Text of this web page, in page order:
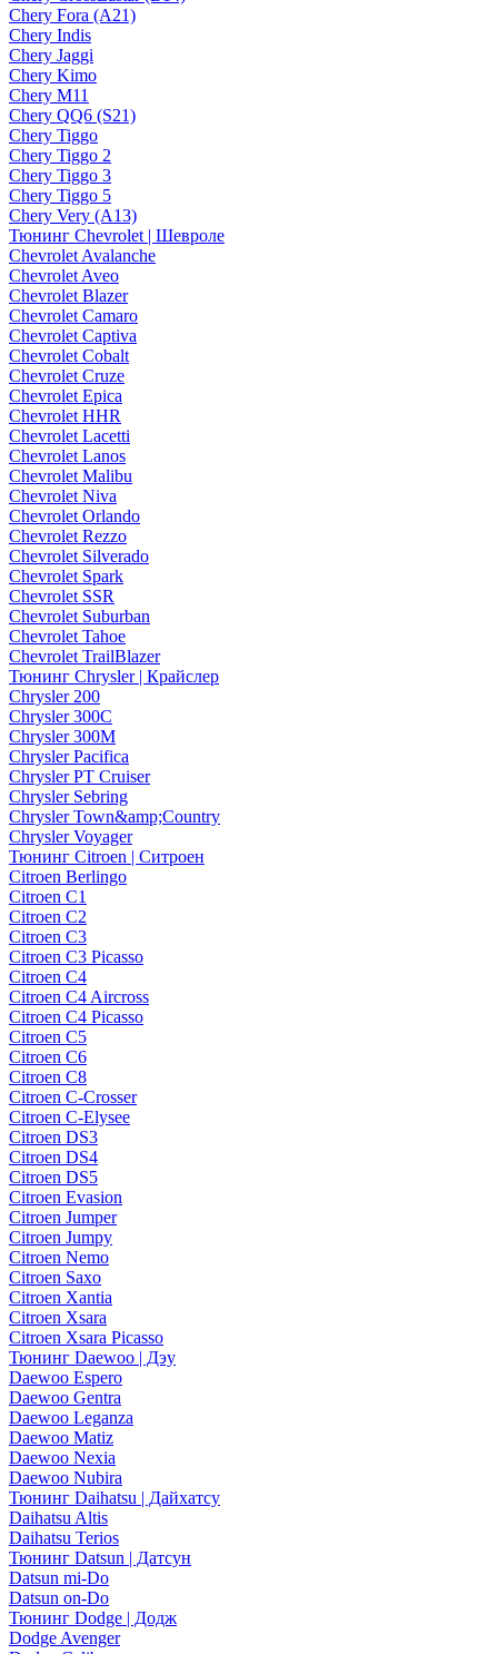
Chery Fora (A21)
Chery Indis
Chery Jaggi
Chery Kimo
Chery M11
Chery QQ6 (S21)
Chery Tiggo
Chery Tiggo 2
Chery Tiggo 3
Chery Tiggo 5
Chery Very (A13)
Тюнинг Chevrolet | Шевроле
Chevrolet Avalanche
Chevrolet Aveo
Chevrolet Blazer
Chevrolet Camaro
Chevrolet Captiva
Chevrolet Cobalt
Chevrolet Cruze
Chevrolet Epica
Chevrolet HHR
Chevrolet Lacetti
Chevrolet Lanos
Chevrolet Malibu
Chevrolet Niva
Chevrolet Orlando
Chevrolet Rezzo
Chevrolet Silverado
Chevrolet Spark
Chevrolet SSR
Chevrolet Suburban
Chevrolet Tahoe
Chevrolet TrailBlazer
Тюнинг Chrysler | Крайслер
Chrysler 200
Chrysler 300C
Chrysler 300M
Chrysler Pacifica
Chrysler PT Cruiser
Chrysler Sebring
Chrysler Town&amp;Country
Chrysler Voyager
Тюнинг Citroen | Ситроен
Citroen Berlingo
Citroen C1
Citroen C2
Citroen C3
Citroen C3 Picasso
Citroen C4
Citroen C4 Aircross
Citroen C4 Picasso
Citroen C5
Citroen C6
Citroen C8
Citroen C-Crosser
Citroen C-Elysee
Citroen DS3
Citroen DS4
Citroen DS5
Citroen Evasion
Citroen Jumper
Citroen Jumpy
Citroen Nemo
Citroen Saxo
Citroen Xantia
Citroen Xsara
Citroen Xsara Picasso
Тюнинг Daewoo | Дэу
Daewoo Espero
Daewoo Gentra
Daewoo Leganza
Daewoo Matiz
Daewoo Nexia
Daewoo Nubira
Тюнинг Daihatsu | Дайхатсу
Daihatsu Altis
Daihatsu Terios
Тюнинг Datsun | Датсун
Datsun mi-Do
Datsun on-Do
Тюнинг Dodge | Додж
Dodge Avenger